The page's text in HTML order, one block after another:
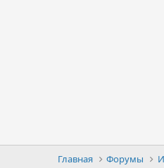
Главная Форумы